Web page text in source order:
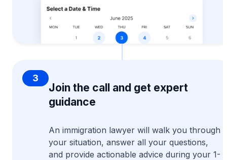
3
Join the call and get expert
guidance
An immigration lawyer will walk you through
your situation, answer all your questions,
and provide actionable advice during your 1-